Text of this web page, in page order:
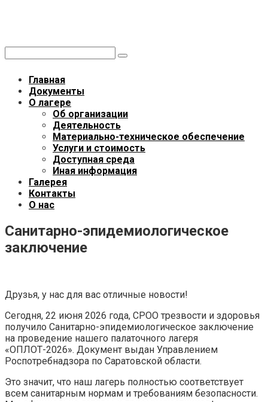
Главная
Документы
О лагере
Об организации
Деятельность
Материально-техническое обеспечение
Услуги и стоимость
Доступная среда
Иная информация
Галерея
Контакты
О нас
Санитарно-эпидемиологическое
заключение
Друзья, у нас для вас отличные новости!
Сегодня, 22 июня 2026 года, СРОО трезвости и здоровья
получило Санитарно-эпидемиологическое заключение
на проведение нашего палаточного лагеря
«ОПЛОТ-2026». Документ выдан Управлением
Роспотребнадзора по Саратовской области.
Это значит, что наш лагерь полностью соответствует
всем санитарным нормам и требованиям безопасности.